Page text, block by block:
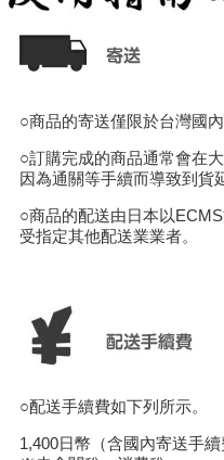
○商品的寄送僅限於台灣國內
○訂購完成的商品通常會在
因為通關等手續而導致到貨
○商品的配送由日本以
受指定其他配送業業者。
○配送手續費如下列所示。
1,400日幣（含國內寄送手續